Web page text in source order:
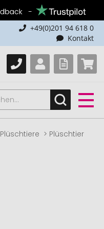
+49(0)201 94 618 0
Kontakt
Plüschtiere
Plüschtier